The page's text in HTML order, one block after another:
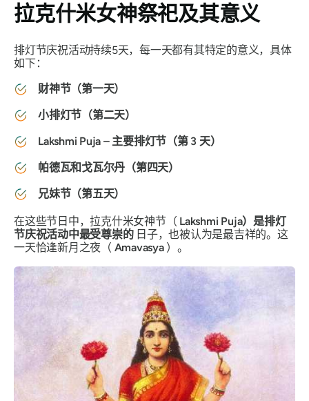
拉克什米女神祭祀及其意义
排灯节庆祝活动持续5天，每一天都有其特定的意义，具体
如下：
财神节（第一天）
小排灯节（第二天）
Lakshmi Puja – 主要排灯节（第 3 天）
帕德瓦和戈瓦尔丹（第四天）
兄妹节（第五天）
在这些节日中，拉克什米女神节（ Lakshmi Puja）是排灯
节庆祝活动中最受尊崇的 日子，也被认为是最吉祥的。这
一天恰逢新月之夜（ Amavasya ）。